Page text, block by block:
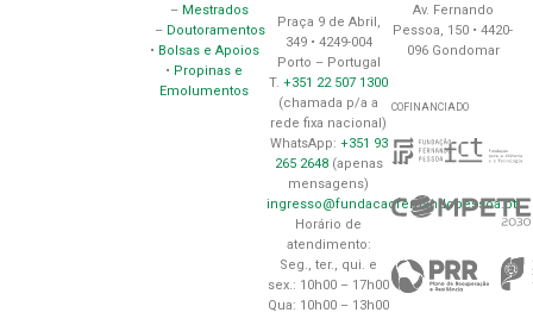
– Mestrados
– Doutoramentos
• Bolsas e Apoios
• Propinas e
Emolumentos
Praça 9 de Abril,
349 • 4249-004
Porto – Portugal
T.+351 22 507 1300
(chamada p/a a
rede fixa nacional)
WhatsApp: +351 93
265 2648(apenas
mensagens)
ingresso@fundacaofernandopessoa.pt
Horário de
atendimento:
Seg., ter., qui. e
sex.: 10h00 – 17h00
Qua: 10h00 – 13h00
Av. Fernando
Pessoa, 150 • 4420-
096 Gondomar
COFINANCIADO